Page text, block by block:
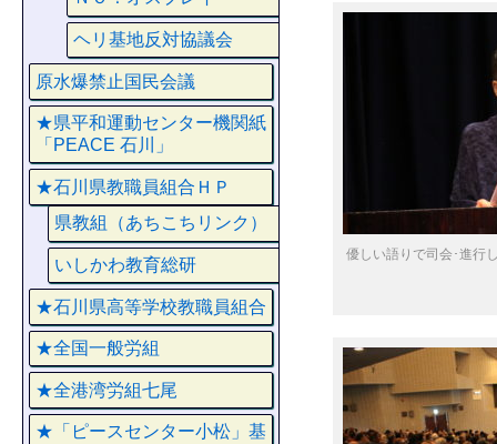
優しい語りで司会･進行
ヘリ基地反対協議会
原水爆禁止国民会議
★県平和運動センター機関紙
「PEACE 石川」
★石川県教職員組合ＨＰ
県教組（あちこちリンク）
いしかわ教育総研
★石川県高等学校教職員組合
★全国一般労組
★全港湾労組七尾
★「ピースセンター小松」基